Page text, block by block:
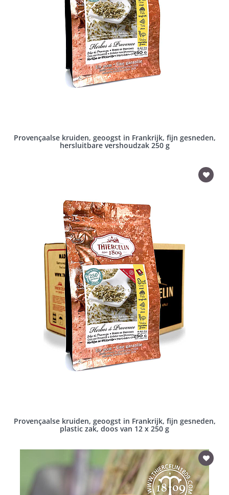
Provençaalse kruiden, geoogst in Frankrijk, fijn gesneden,
hersluitbare vershoudzak 250 g
Provençaalse kruiden, geoogst in Frankrijk, fijn gesneden,
plastic zak, doos van 12 x 250 g